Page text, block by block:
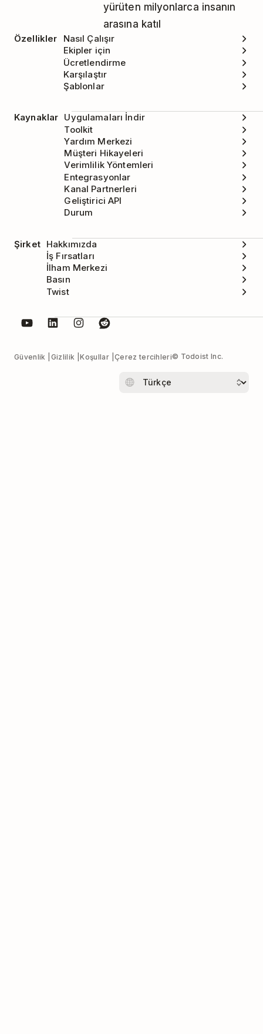
yürüten milyonlarca insanın
arasına katıl
Özellikler
Nasıl Çalışır
Ekipler için
Ücretlendirme
Karşılaştır
Şablonlar
Kaynaklar Uygulamaları İndir
Toolkit
Yardım Merkezi
Müşteri Hikayeleri
Verimlilik Yöntemleri
Entegrasyonlar
Kanal Partnerleri
Geliştirici API
Durum
Şirket Hakkımızda
İş Fırsatları
İlham Merkezi
Basın
Twist
Güvenlik Gizlilik Koşullar Çerez tercihleri© Todoist Inc.